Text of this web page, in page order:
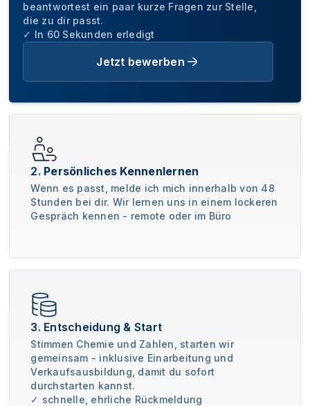
beantwortest ein paar kurze Fragen zur Stelle,
die zu dir passt.
✓ In 60 Sekunden erledigt
Jetzt bewerben
2. Persönliches Kennenlernen
Wenn es passt, melde ich mich innerhalb von 48
Stunden bei dir. Wir lernen uns in einem lockeren
Gespräch kennen - remote oder im Büro
3. Entscheidung & Start
Stimmen Chemie und Zahlen, starten wir
gemeinsam - inklusive Einarbeitung und
Verkaufsausbildung, damit du sofort
durchstarten kannst.
✓ schnelle, ehrliche Rückmeldung